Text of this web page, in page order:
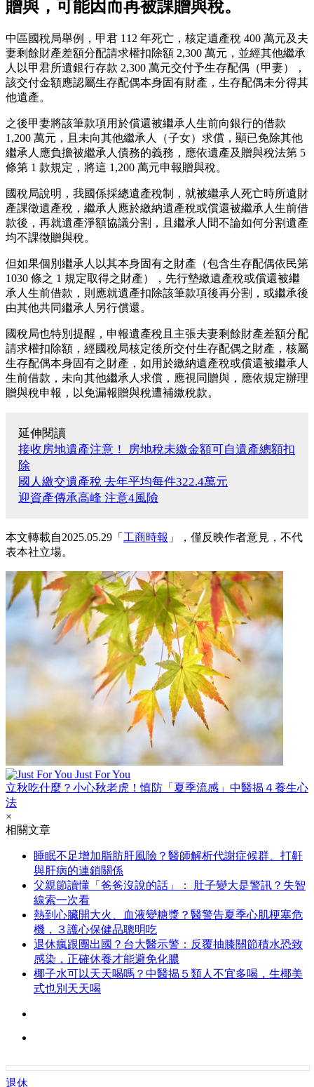
贈與，可能因而再被課贈與稅。
中區國稅局舉例，甲君 112 年死亡，核定遺產稅 400 萬元及夫
妻剩餘財產差額分配請求權扣除額 2,300 萬元，並經其他繼承
人以甲君所遺銀行存款 2,300 萬元交付予生存配偶（甲妻），
該交付金額應認屬生存配偶本身固有財產，生存配偶未分得其
他遺產。
之後甲妻將該筆款項用於償還被繼承人生前向銀行的借款
1,200 萬元，且未向其他繼承人（子女）求償，顯已免除其他
繼承人應負擔被繼承人債務的義務，應依遺產及贈與稅法第 5
條第 1 款規定，將這 1,200 萬元申報贈與稅。
國稅局說明，我國係採總遺產稅制，就被繼承人死亡時所遺財
產課徵遺產稅，繼承人應於繳納遺產稅或償還被繼承人生前借
款後，再就遺產淨額協議分割，且繼承人間不論如何分割遺產
均不課徵贈與稅。
但如果個別繼承人以其本身固有之財產（包含生存配偶依民第
1030 條之 1 規定取得之財產），先行墊繳遺產稅或償還被繼
承人生前借款，則應就遺產扣除該筆款項後再分割，或繼承後
由其他共同繼承人另行償還。
國稅局也特別提醒，申報遺產稅且主張夫妻剩餘財產差額分配
請求權扣除額，經國稅局核定後所交付生存配偶之財產，核屬
生存配偶本身固有之財產，如用於繳納遺產稅或償還被繼承人
生前借款，未向其他繼承人求償，應視同贈與，應依規定辦理
贈與稅申報，以免漏報贈與稅遭補繳稅款。
延伸閱讀
接收房地遺產注意！ 房地稅未繳金額可自遺產總額扣
除
國人繳交遺產稅 去年平均每件322.4萬元
迎資產傳承高峰 注意4風險
本文轉載自2025.05.29「 工商時報 」，僅反映作者意見，不代
表本社立場。
Just For You
立秋吃什麼？小心秋老虎！慎防「夏季流感」中醫揭４養生心
法
×
相關文章
睡眠不足增加脂肪肝風險？醫師解析代謝症候群、打鼾
與肝病的連鎖關係
父親節讀懂「爸爸沒說的話」： 肚子變大是警訊？失智
線索一次看
熱到心臟開大火、血液變糖漿？醫警告夏季心肌梗塞危
機，３護心保健品聰明吃
退休瘋跟團出國？台大醫示警：反覆抽膝關節積水恐致
感染，正確休養才能避免化膿
椰子水可以天天喝嗎？中醫揭５類人不宜多喝，生椰美
式也別天天喝
退休